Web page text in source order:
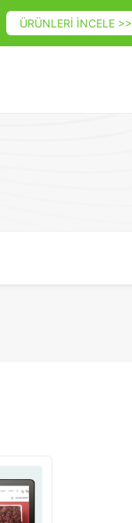
ÜRÜNLERİ İNCELE >>